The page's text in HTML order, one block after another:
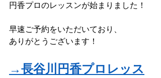
円香プロのレッスンが始まりました！
早速ご予約をいただいており、
ありがとうございます！
→長谷川円香プロレッス